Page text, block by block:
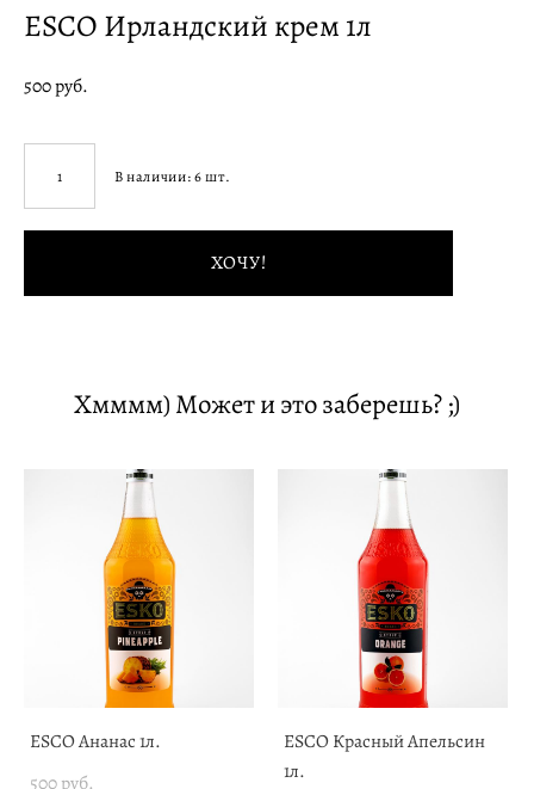
ESCO Ирландский крем 1л
500 pуб.
В наличии:6шт.
ХОЧУ!
Хмммм) Может и это заберешь? ;)
ESCO Ананас 1л.
500 pуб.
ESCO Красный Апельсин
1л.